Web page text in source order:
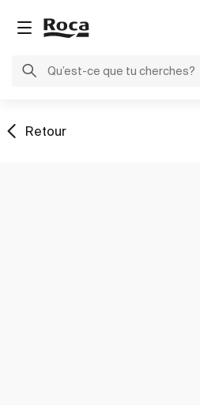
Retour